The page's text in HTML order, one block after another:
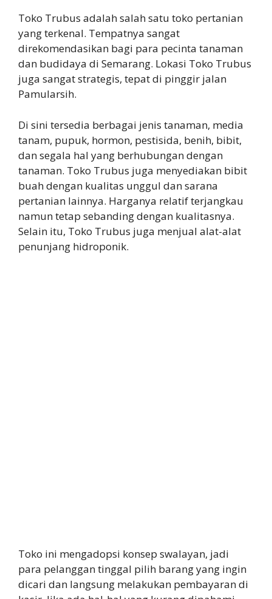
Toko Trubus adalah salah satu toko pertanian
yang terkenal. Tempatnya sangat
direkomendasikan bagi para pecinta tanaman
dan budidaya di Semarang. Lokasi Toko Trubus
juga sangat strategis, tepat di pinggir jalan
Pamularsih.
Di sini tersedia berbagai jenis tanaman, media
tanam, pupuk, hormon, pestisida, benih, bibit,
dan segala hal yang berhubungan dengan
tanaman. Toko Trubus juga menyediakan bibit
buah dengan kualitas unggul dan sarana
pertanian lainnya. Harganya relatif terjangkau
namun tetap sebanding dengan kualitasnya.
Selain itu, Toko Trubus juga menjual alat-alat
penunjang hidroponik.
Toko ini mengadopsi konsep swalayan, jadi
para pelanggan tinggal pilih barang yang ingin
dicari dan langsung melakukan pembayaran di